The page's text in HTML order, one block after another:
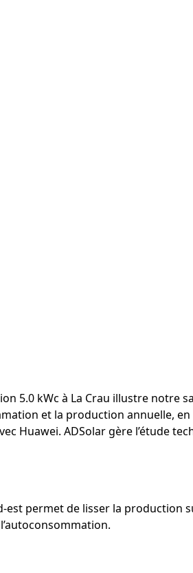
5.0 kWc à La Crau illustre notre
et la production annuelle,
Huawei. ADSolar gère l’étude
est permet de lisser la production